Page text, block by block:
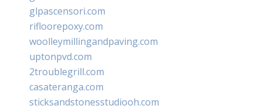
glpascensori.com
rifloorepoxy.com
woolleymillingandpaving.com
uptonpvd.com
2troublegrill.com
casateranga.com
sticksandstonesstudiooh.com